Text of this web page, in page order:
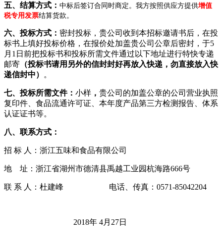
五、结算方式： 中标后签订合同时商定。我方按照供应方提供增值
税专用发票结算货款。
六、投标方式： 密封投标，贵公司收到本招标邀请书后，在投
标书上填好投标价格，在报价处加盖贵公司公章后密封，于5
月1日前把投标书和投标所需文件通过以下地址进行特快专递
邮寄 （投标书请用另外的信封封好再放入快递，勿直接放入快
递信封中）
。
七、投标所需文件： 小样 ， 贵公司的加盖公章的公司营业执照
复印件、食品流通许可证、本年度产品第三方检测报告、体系
认证证书等。
八、联系方式：
招 标 人：浙江五味和食品有限公司
地 址：浙江省湖州市德清县禹越工业园杭海路666号
联 系 人：杜建峰 电话、传真：0571-85042204
2018年 4月27日